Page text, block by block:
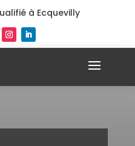
à Ecquevilly